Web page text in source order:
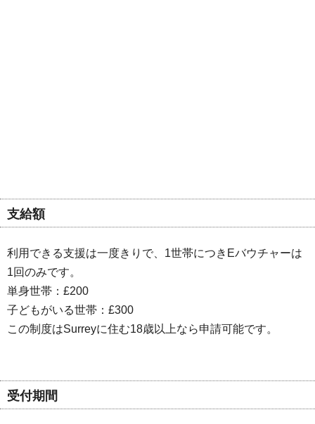
支給額
利用できる支援は一度きりで、1世帯につきEバウチャーは
1回のみです。
単身世帯：£200
子どもがいる世帯：£300
この制度はSurreyに住む18歳以上なら申請可能です。
受付期間